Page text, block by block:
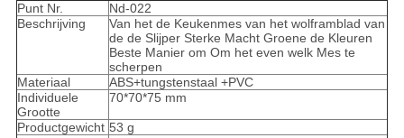
Punt Nr.
Nd-022
Beschrijving
Van het de Keukenmes van het wolframblad van
de de Slijper Sterke Macht Groene de Kleuren
Beste Manier om Om het even welk Mes te
scherpen
Materiaal
ABS+tungstenstaal +PVC
Individuele
Grootte
70*70*75 mm
Productgewicht 53 g